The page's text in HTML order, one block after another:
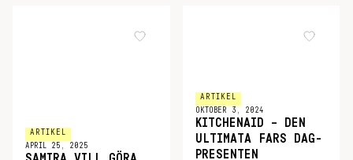
ARTIKEL
APRIL 25, 2025
ARTIKEL
OKTOBER 3, 2024
KITCHENAID – DEN
ULTIMATA FARS DAG-
PRESENTEN